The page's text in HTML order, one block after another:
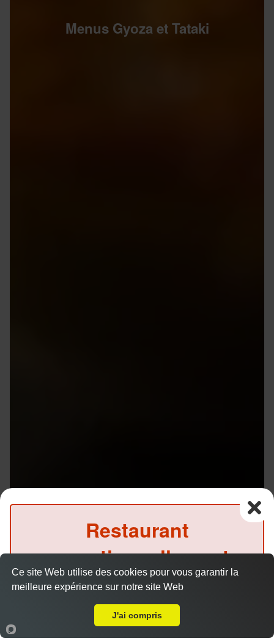
Menus Gyoza et Tataki
Accueil Panier Compte
Restaurant
exceptionnellement
fermé ce midi
(Précommande possible)
Ce site Web utilise des cookies pour vous garantir la
meilleure expérience sur notre site Web
J'ai compris